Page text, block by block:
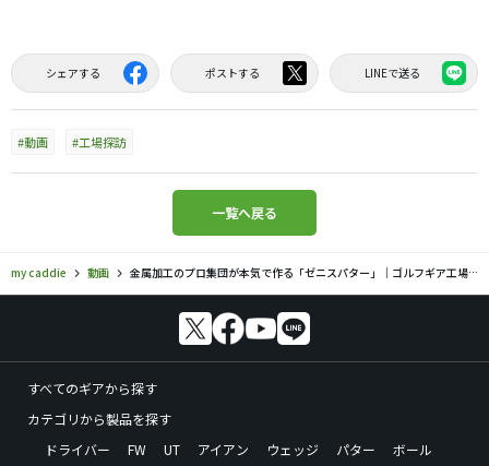
シェアする ポストする LINEで送る
#動画 #工場探訪
一覧へ戻る
my caddie 動画 金属加工のプロ集団が本気で作る「ゼニスパター」｜ゴルフギア工場探訪
すべてのギアから探す
カテゴリから製品を探す
ドライバー
FW UT アイアン ウェッジ パター
ボール